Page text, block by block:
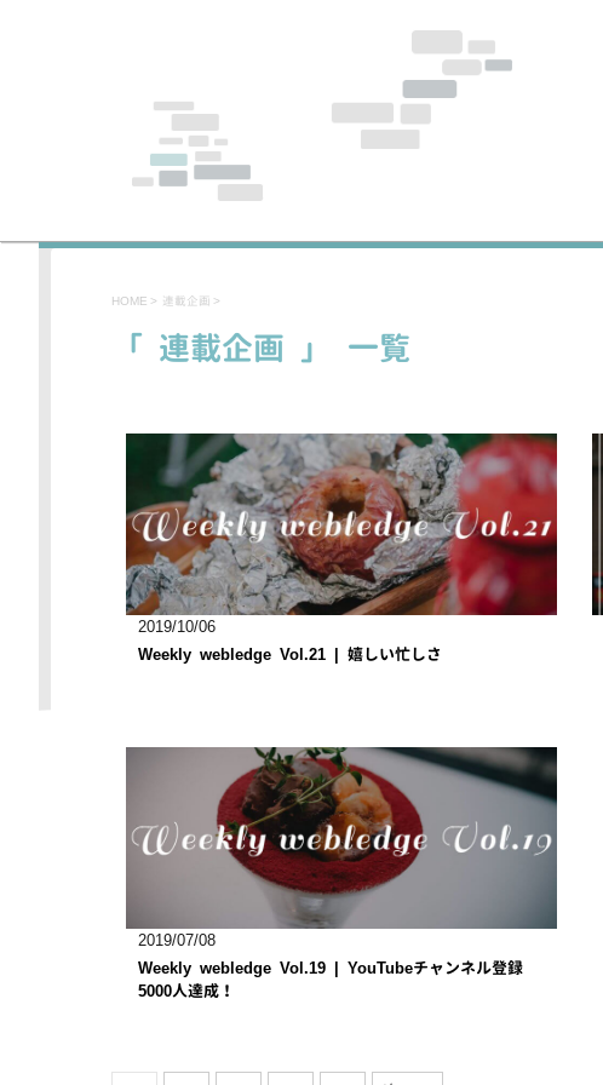
HOME > 連載企画 >
「 連載企画 」 一覧
2019/10/06
Weekly webledge Vol.21 | 嬉しい忙しさ
2019/07/08
Weekly webledge Vol.19 | YouTubeチャンネル登録
5000人達成！